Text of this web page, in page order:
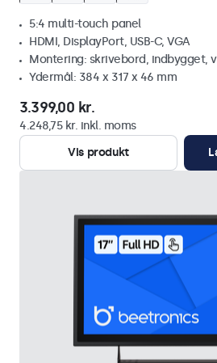
5:4 multi-touch panel
HDMI, DisplayPort, USB-C, VGA
Montering: skrivebord, indbygget,
Ydermål: 384 x 317 x 46 mm
3.399,00 kr.
4.248,75 kr. inkl. moms
Vis produkt